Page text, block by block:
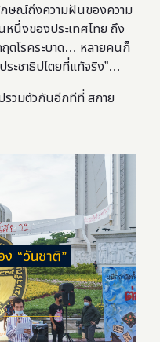
ษณ์ถึงความฝันของความ
นึ่งของประเทศไทย ถึง
ตโรคระบาด… หลายคนก็
ระชาธิปไตยที่แท้จริง”…
รวมตัวกันอีกทีที่ สกาย